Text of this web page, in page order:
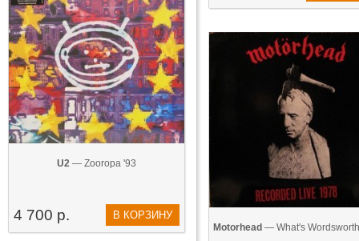
U2 — Zooropa '93
4 700 р. В КОРЗИНУ
Motorhead — What's